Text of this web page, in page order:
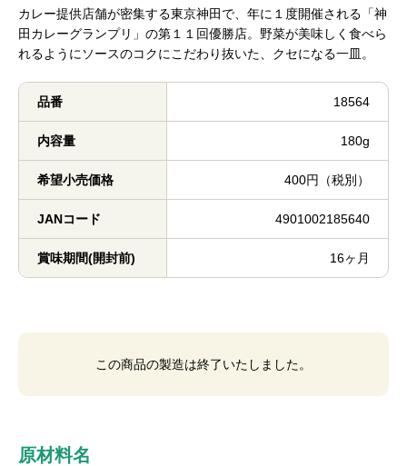
カレー提供店舗が密集する東京神田で、年に１度開催される「神
田カレーグランプリ」の第１１回優勝店。野菜が美味しく食べら
れるようにソースのコクにこだわり抜いた、クセになる一皿。
品番 18564
内容量 180g
希望小売価格 400円（税別）
JANコード 4901002185640
賞味期間(開封前) 16ヶ月
この商品の製造は終了いたしました。
原材料名